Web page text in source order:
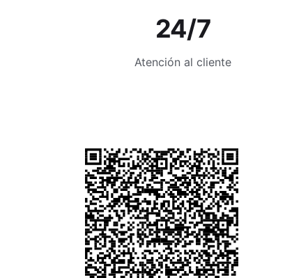
24/7
Atención al cliente